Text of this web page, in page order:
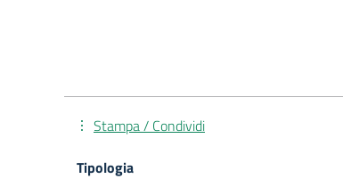
Stampa / Condividi
Tipologia